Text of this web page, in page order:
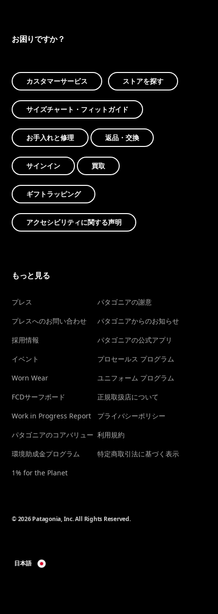
お困りですか？
カスタマーサービス ストアを探す
サイズチャート・フィットガイド
お手入れと修理 返品・交換
サインイン 買取
ギフトラッピング
アクセシビリティに関する声明
もっと見る
プレス
プレスへのお問い合わせ
採用情報
イベント
Worn Wear
FCDサーフボード
Work in Progress Report
パタゴニアのコアバリュー
環境助成金プログラム
1% for the Planet
パタゴニアの謝意
パタゴニアからのお知らせ
パタゴニアの公式アプリ
プロセールス プログラム
ユニフォーム プログラム
正規取扱店について
プライバシーポリシー
利用規約
特定商取引法に基づく表示
© 2026 Patagonia, Inc. All Rights Reserved.
日本語